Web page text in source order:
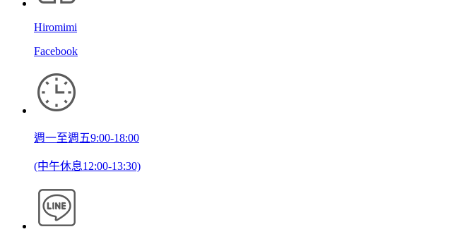
Hiromimi
Facebook
週一至週五9:00-18:00
(中午休息12:00-13:30)